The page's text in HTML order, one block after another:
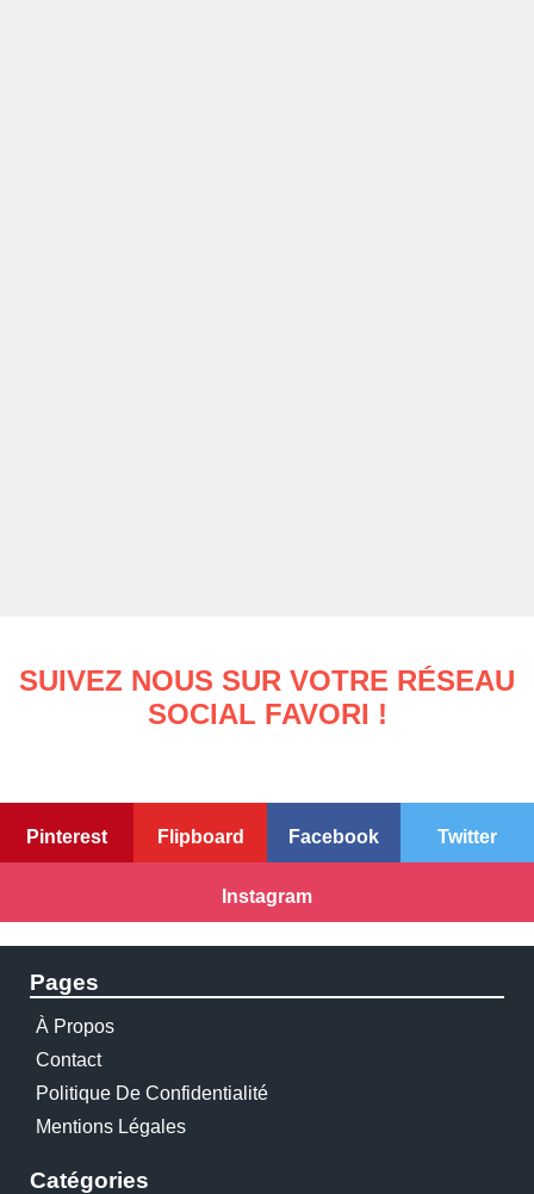
SUIVEZ NOUS SUR VOTRE RÉSEAU
SOCIAL FAVORI !
Pinterest Flipboard Facebook Twitter
Instagram
Pages
À Propos
Contact
Politique De Confidentialité
Mentions Légales
Catégories